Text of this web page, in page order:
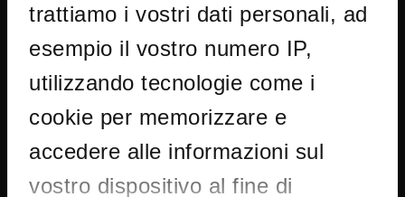
trattiamo i vostri dati personali, ad
esempio il vostro numero IP,
utilizzando tecnologie come i
cookie per memorizzare e
accedere alle informazioni sul
vostro dispositivo al fine di
UNIVERSITY SERVICES
Transparency
Official University Register
Job vacancies